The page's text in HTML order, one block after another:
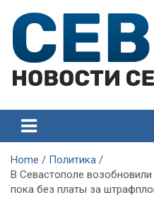
content
Севастополя
Севастополя
Home
Политика
В Севастополе
пока без платы за